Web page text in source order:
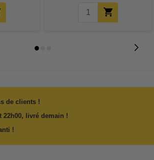
de clients !
22h00, livré demain !
!